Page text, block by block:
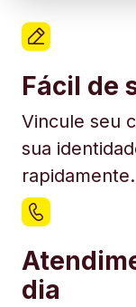
Fácil de
Vincule seu
sua
rapidamente.
dia